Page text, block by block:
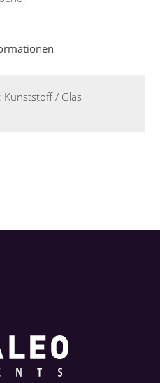
Kunststoff / Glas